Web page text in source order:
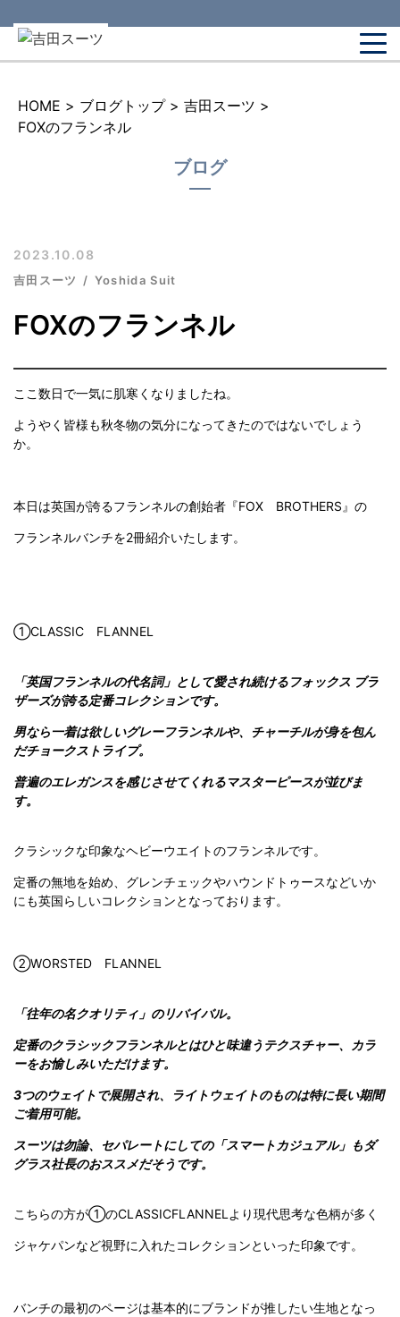
HOME > ブログトップ > 吉田スーツ >
FOXのフランネル
ブログ
2023.10.08
吉田スーツ Yoshida Suit
FOXのフランネル
ここ数日で一気に肌寒くなりましたね。
ようやく皆様も秋冬物の気分になってきたのではないでしょう
か。
本日は英国が誇るフランネルの創始者『FOX BROTHERS』の
フランネルバンチを2冊紹介いたします。
①CLASSIC FLANNEL
「英国フランネルの代名詞」として愛され続けるフォックス ブラ
ザーズが誇る定番コレクションです。
男なら一着は欲しいグレーフランネルや、チャーチルが身を包ん
だチョークストライプ。
普遍のエレガンスを感じさせてくれるマスターピースが並びま
す。
クラシックな印象なヘビーウエイトのフランネルです。
定番の無地を始め、グレンチェックやハウンドトゥースなどいか
にも英国らしいコレクションとなっております。
②WORSTED FLANNEL
「往年の名クオリティ」のリバイバル。
定番のクラシックフランネルとはひと味違うテクスチャー、カラ
ーをお愉しみいただけます。
3つのウェイトで展開され、ライトウェイトのものは特に長い期間
ご着用可能。
スーツは勿論、セパレートにしての「スマートカジュアル」もダ
グラス社長のおススメだそうです。
こちらの方が①のCLASSICFLANNELより現代思考な色柄が多く
ジャケパンなど視野に入れたコレクションといった印象です。
バンチの最初のページは基本的にブランドが推したい生地となっ